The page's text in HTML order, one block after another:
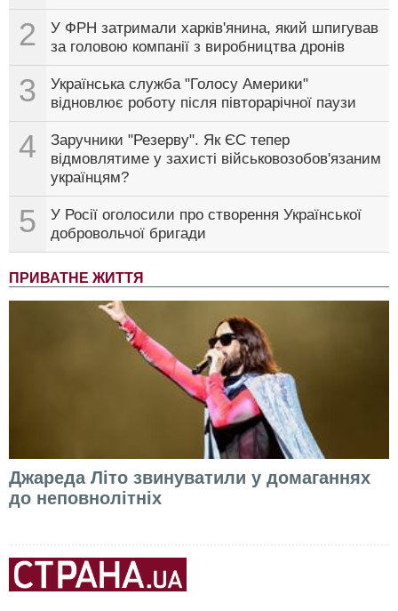
2
У ФРН затримали харків'янина, який шпигував
за головою компанії з виробництва дронів
3
Українська служба "Голосу Америки"
відновлює роботу після півторарічної паузи
4
Заручники "Резерву". Як ЄС тепер
відмовлятиме у захисті військовозобов'язаним
українцям?
5
У Росії оголосили про створення Української
добровольчої бригади
ПРИВАТНЕ ЖИТТЯ
Джареда Літо звинуватили у домаганнях
до неповнолітніх